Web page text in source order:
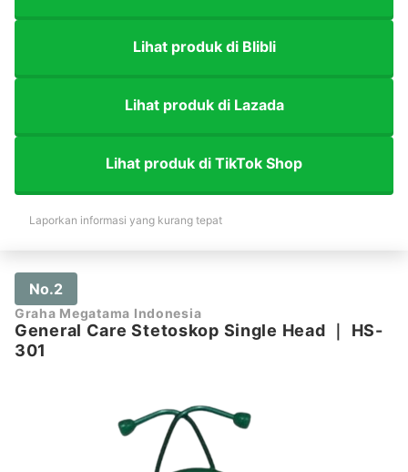
Lihat produk di Blibli
Lihat produk di Lazada
Lihat produk di TikTok Shop
Laporkan informasi yang kurang tepat
No.2
Graha Megatama Indonesia
General Care Stetoskop Single Head ｜ HS-
301